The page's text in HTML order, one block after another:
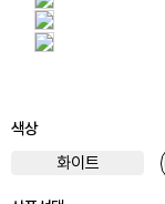
색상
화이트